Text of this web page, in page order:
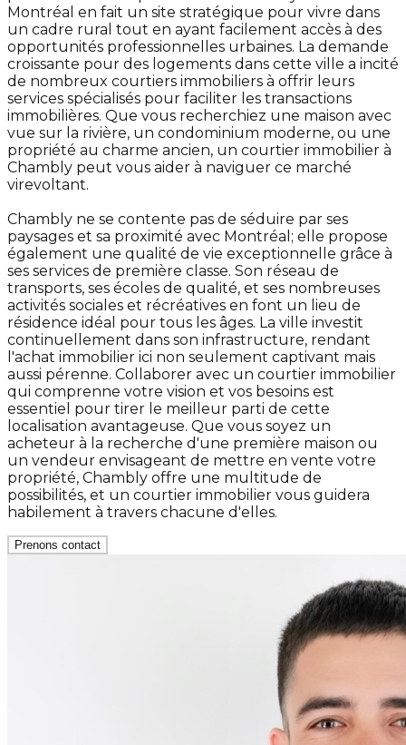
Montréal en fait un site stratégique pour vivre dans
un cadre rural tout en ayant facilement accès à des
opportunités professionnelles urbaines. La demande
croissante pour des logements dans cette ville a incité
de nombreux courtiers immobiliers à offrir leurs
services spécialisés pour faciliter les transactions
immobilières. Que vous recherchiez une maison avec
vue sur la rivière, un condominium moderne, ou une
propriété au charme ancien, un courtier immobilier à
Chambly peut vous aider à naviguer ce marché
virevoltant.
Chambly ne se contente pas de séduire par ses
paysages et sa proximité avec Montréal; elle propose
également une qualité de vie exceptionnelle grâce à
ses services de première classe. Son réseau de
transports, ses écoles de qualité, et ses nombreuses
activités sociales et récréatives en font un lieu de
résidence idéal pour tous les âges. La ville investit
continuellement dans son infrastructure, rendant
l'achat immobilier ici non seulement captivant mais
aussi pérenne. Collaborer avec un courtier immobilier
qui comprenne votre vision et vos besoins est
essentiel pour tirer le meilleur parti de cette
localisation avantageuse. Que vous soyez un
acheteur à la recherche d'une première maison ou
un vendeur envisageant de mettre en vente votre
propriété, Chambly offre une multitude de
possibilités, et un courtier immobilier vous guidera
habilement à travers chacune d'elles.
Prenons contact